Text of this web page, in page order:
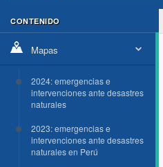
CONTENIDO
Mapas
2024: emergencias e
intervenciones ante desastres
naturales
2023: emergencias e
intervenciones ante desastres
naturales en Perú